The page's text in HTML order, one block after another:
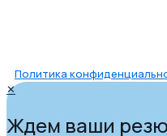
Политика
✕
Ждем ваши